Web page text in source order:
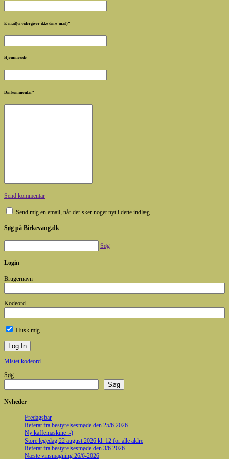
E-mail(vi vidergiver ikke din e-mail)*
Hjemmeside
Din kommentar*
Send kommentar
Send mig en email, når der sker noget nyt i dette indlæg
Søg på Birkevang.dk
Søg
Login
Brugernavn
Kodeord
Husk mig
Mistet kodeord
Søg
Søg
Nyheder
Fredagsbar
Referat fra bestyrelsesmøde den 25/6 2026
Ny kaffemaskine :-)
Store legedag 22 august 2026 kl. 12 for alle aldre
Referat fra bestyrelsesmøde den 3/6 2026
Næste vinsmagning 26/6-2026